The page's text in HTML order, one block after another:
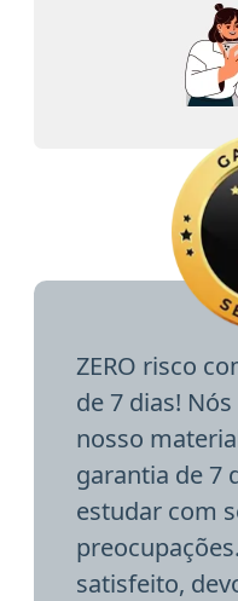
ZERO risco
de 7 dias!
nosso
garantia de 7
estudar com
satisfeito,